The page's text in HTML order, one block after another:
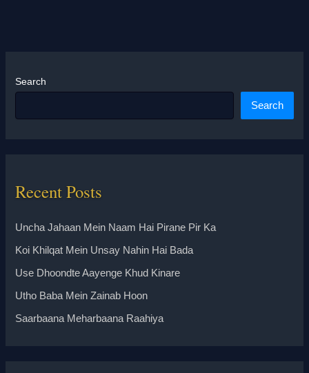
Search
Search
Recent Posts
Uncha Jahaan Mein Naam Hai Pirane Pir Ka
Koi Khilqat Mein Unsay Nahin Hai Bada
Use Dhoondte Aayenge Khud Kinare
Utho Baba Mein Zainab Hoon
Saarbaana Meharbaana Raahiya